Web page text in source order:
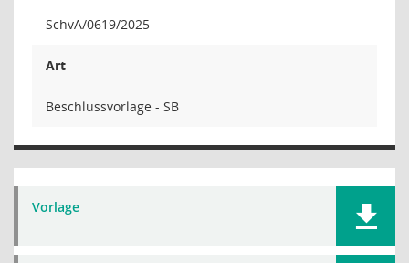
SchvA/0619/2025
Art
Beschlussvorlage - SB
Vorlage